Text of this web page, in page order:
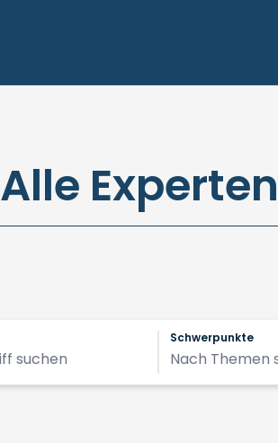
Alle
Schwerpunkte